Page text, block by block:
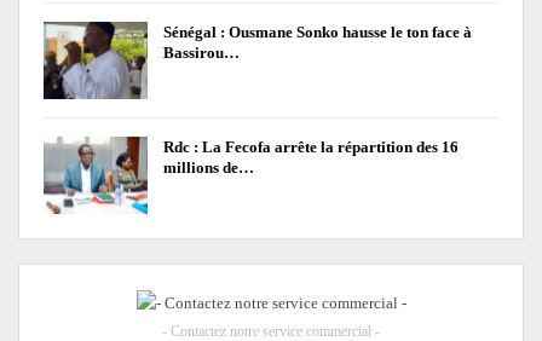
Sénégal : Ousmane Sonko hausse le ton face à
Bassirou…
Rdc : La Fecofa arrête la répartition des 16
millions de…
- Contactez notre service commercial -